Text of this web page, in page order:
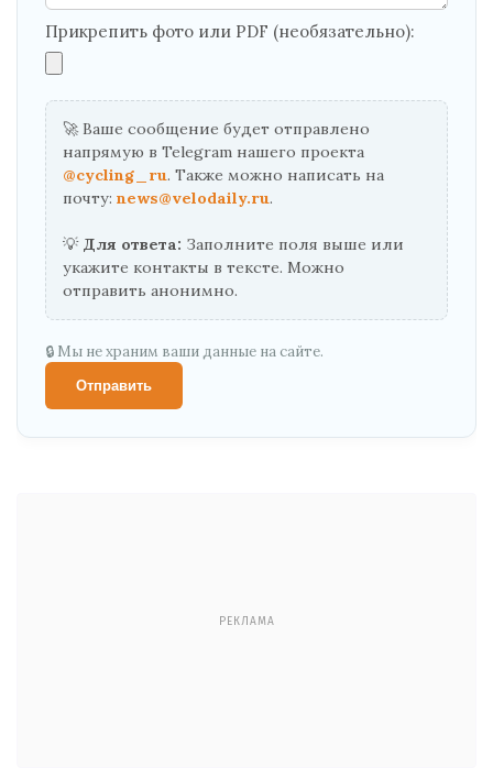
Прикрепить фото или PDF (необязательно):
🚀 Ваше сообщение будет отправлено
напрямую в Telegram нашего проекта
@cycling_ru. Также можно написать на
почту: news@velodaily.ru.
💡 Для ответа: Заполните поля выше или
укажите контакты в тексте. Можно
отправить анонимно.
🔒 Мы не храним ваши данные на сайте.
РЕКЛАМА